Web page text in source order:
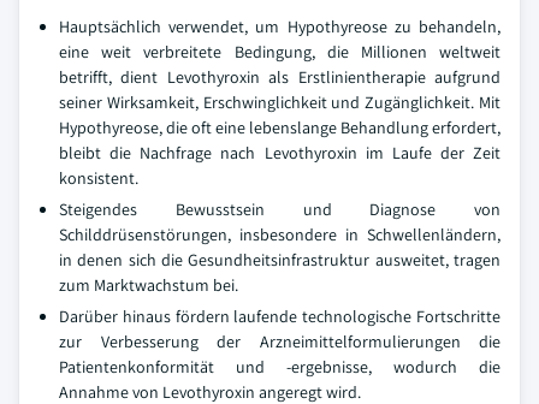
Hauptsächlich verwendet, um Hypothyreose zu behandeln,
eine weit verbreitete Bedingung, die Millionen weltweit
betrifft, dient Levothyroxin als Erstlinientherapie aufgrund
seiner Wirksamkeit, Erschwinglichkeit und Zugänglichkeit. Mit
Hypothyreose, die oft eine lebenslange Behandlung erfordert,
bleibt die Nachfrage nach Levothyroxin im Laufe der Zeit
konsistent.
Steigendes Bewusstsein und Diagnose von
Schilddrüsenstörungen, insbesondere in Schwellenländern,
in denen sich die Gesundheitsinfrastruktur ausweitet, tragen
zum Marktwachstum bei.
Darüber hinaus fördern laufende technologische Fortschritte
zur Verbesserung der Arzneimittelformulierungen die
Patientenkonformität und -ergebnisse, wodurch die
Annahme von Levothyroxin angeregt wird.